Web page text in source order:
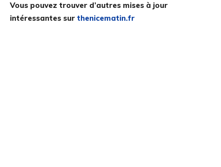
Vous pouvez trouver d’autres mises à jour
intéressantes sur thenicematin.fr